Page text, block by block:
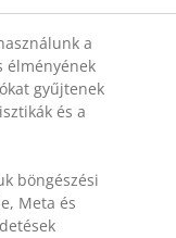
a
gyűjtenek
és a